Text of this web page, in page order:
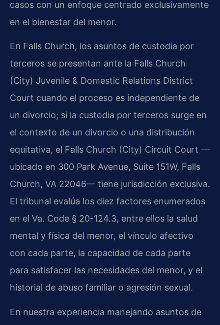
casos con un enfoque centrado exclusivamente
en el bienestar del menor.
En Falls Church, los asuntos de custodia por
terceros se presentan ante la Falls Church
(City) Juvenile & Domestic Relations District
Court cuando el proceso es independiente de
un divorcio; si la custodia por terceros surge en
el contexto de un divorcio o una distribución
equitativa, el Falls Church (City) Circuit Court —
ubicado en 300 Park Avenue, Suite 151W, Falls
Church, VA 22046— tiene jurisdicción exclusiva.
El tribunal evalúa los diez factores enumerados
en el Va. Code § 20-124.3, entre ellos la salud
mental y física del menor, el vínculo afectivo
con cada parte, la capacidad de cada parte
para satisfacer las necesidades del menor, y el
historial de abuso familiar o agresión sexual.
En nuestra experiencia manejando asuntos de